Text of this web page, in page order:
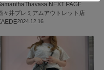
2024.12.16
NEXT PAGE
々井プレミアムアウトレット店